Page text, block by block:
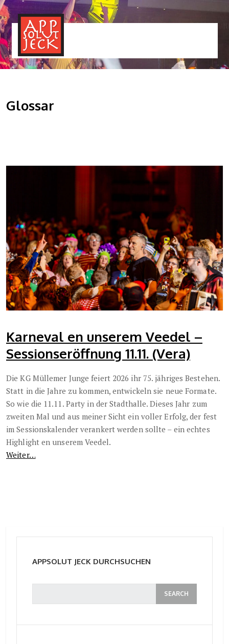
Glossar
Karneval en unserem Veedel –
Sessionseröffnung 11.11. (Vera)
Die KG Müllemer Junge feiert 2026 ihr 75. jähriges Bestehen.
Statt in die Jahre zu kommen, entwickeln sie neue Formate.
So wie die 11.11. Party in der Stadthalle. Dieses Jahr zum
zweiten Mal und aus meiner Sicht ein voller Erfolg, der fest
im Sessionskalender verankert werden sollte – ein echtes
Highlight en unserem Veedel.
Weiter…
APPSOLUT JECK DURCHSUCHEN